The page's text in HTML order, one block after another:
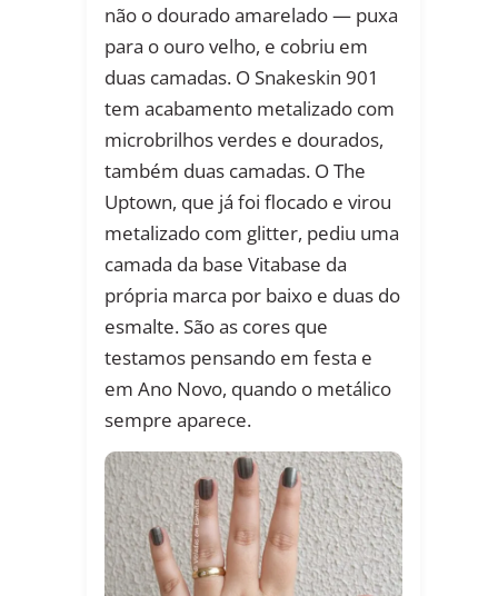
não o dourado amarelado — puxa
para o ouro velho, e cobriu em
duas camadas. O Snakeskin 901
tem acabamento metalizado com
microbrilhos verdes e dourados,
também duas camadas. O The
Uptown, que já foi flocado e virou
metalizado com glitter, pediu uma
camada da base Vitabase da
própria marca por baixo e duas do
esmalte. São as cores que
testamos pensando em festa e
em Ano Novo, quando o metálico
sempre aparece.